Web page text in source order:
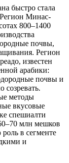
быстро стала
Минас-
800–1400
почвы,
Регион
известен
арабики:
почвы и
созревать.
методы
вкусовые
спешиалти
млн мешков
в сегменте
и